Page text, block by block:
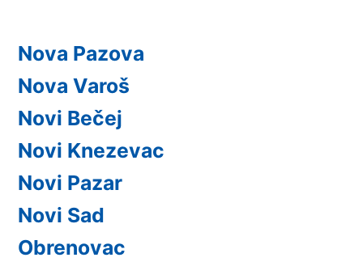
Nova Pazova
Nova Varoš
Novi Bečej
Novi Knezevac
Novi Pazar
Novi Sad
Obrenovac